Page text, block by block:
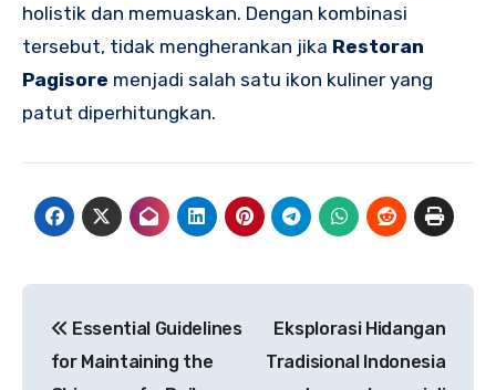
holistik dan memuaskan. Dengan kombinasi
tersebut, tidak mengherankan jika Restoran
Pagisore menjadi salah satu ikon kuliner yang
patut diperhitungkan.
navigation
Essential Guidelines
for Maintaining the
Eksplorasi Hidangan
Tradisional Indonesia